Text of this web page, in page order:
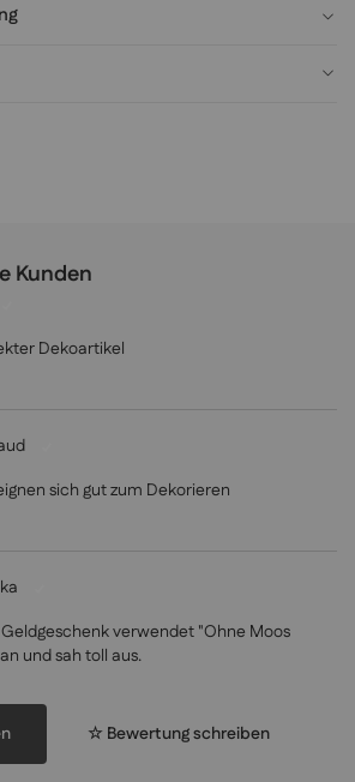
Kunden
Dekoartikel
sich gut zum Dekorieren
verwendet "Ohne Moos
und sah toll aus.
☆ Bewertung schreiben